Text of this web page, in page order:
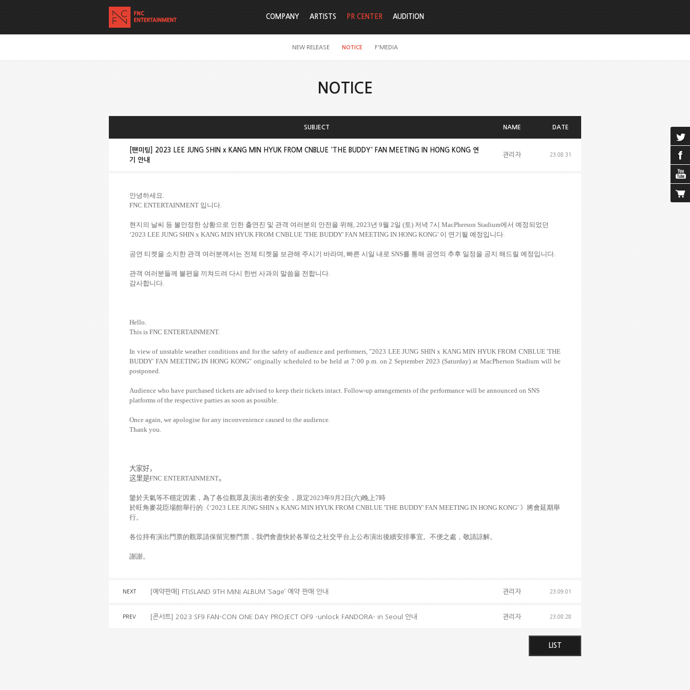
COMPANY ARTISTS PR CENTER
NEW RELEASE NOTICE F'MEDIA
AUDITION
NOTICE
SUBJECT NAME DATE
[팬미팅] 2023 LEE JUNG SHIN x KANG MIN HYUK FROM CNBLUE 'THE BUDDY' FAN MEETING IN HONG KONG 연
기 안내
관리자 23.08.31
안녕하세요.
FNC ENTERTAINMENT 입니다.
현지의 날씨 등 불안정한 상황으로 인한 출연진 및 관객 여러분의 안전을 위해 , 2023년 9월 2일 (토) 저녁 7시 MacPherson Stadium에서 예정되었던
‘2023 LEE JUNG SHIN x KANG MIN HYUK FROM CNBLUE 'THE BUDDY' FAN MEETING IN HONG KONG’ 이 연기될 예정입니다.
공연 티켓을 소지한 관객 여러분께서는 전체 티켓을 보관해 주시기 바라며 , 빠른 시일 내로 SNS를 통해 공연의 추후 일정을 공지 해드릴 예정입니다.
관객 여러분들께 불편을 끼쳐드려 다시 한번 사과의 말씀을 전합니다.
감사합니다.
Hello.
This is FNC ENTERTAINMENT.
In view of unstable weather conditions and for the safety of audience and performers, "2023 LEE JUNG SHIN x KANG MIN HYUK FROM CNBLUE 'THE
BUDDY' FAN MEETING IN HONG KONG" originally scheduled to be held at 7:00 p.m. on 2 September 2023 (Saturday) at MacPherson Stadium will be
postponed.
Audience who have purchased tickets are advised to keep their tickets intact. Follow-up arrangements of the performance will be announced on SNS
platforms of the respective parties as soon as possible.
Once again, we apologise for any inconvenience caused to the audience.
Thank you.
大家好，
这里是FNC ENTERTAINMENT。
鑒於天氣等不穩定因素， 為了各位觀眾及演出者的安全，原定2023年9 月 2 日 (六)晚上7時
於旺角麥花臣場館舉行的 《‘2023 LEE JUNG SHIN x KANG MIN HYUK FROM CNBLUE 'THE BUDDY' FAN MEETING IN HONG KONG’ 》 將會延期舉
行。
各位持有演出門票的觀眾請保留完整門票，我們會盡快於各單位之社交平台上公布演出後續安排事宜。不便之處，敬請諒解。
謝謝。
NEXT [예약판매] FTISLAND 9TH MINI ALBUM ‘Sage’ 예약 판매 안내 관리자 23.09.01
PREV [콘서트] 2023 SF9 FAN-CON ONE DAY PROJECT OF9 -unlock FANDORA- in Seoul 안내 관리자 23.08.28
LIST